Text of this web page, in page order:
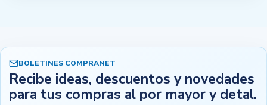
BOLETINES COMPRANET
Recibe ideas, descuentos y novedades
para tus compras al por mayor y detal.